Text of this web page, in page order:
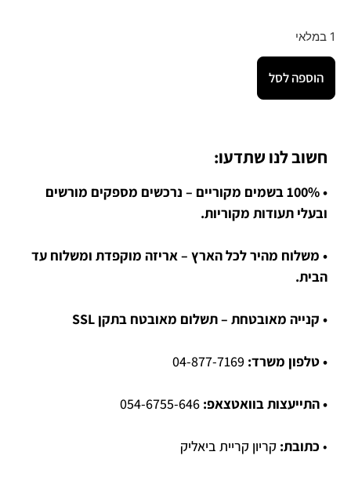
1 במלאי
הוספה לסל
חשוב לנו שתדעו:
• 100% בשמים מקוריים – נרכשים מספקים מורשים
ובעלי תעודות מקוריות.
• משלוח מהיר לכל הארץ – אריזה מוקפדת ומשלוח עד
הבית.
• קנייה מאובטחת – תשלום מאובטח בתקן SSL
• טלפון משרד:
• התייעצות בוואטצאפ:
• כתובת: קריון קריית ביאליק